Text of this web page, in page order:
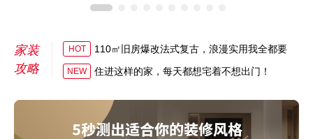
家装
攻略
HOT 110㎡旧房爆改法式复古，浪漫实用我全都要
NEW 住进这样的家，每天都想宅着不想出门！